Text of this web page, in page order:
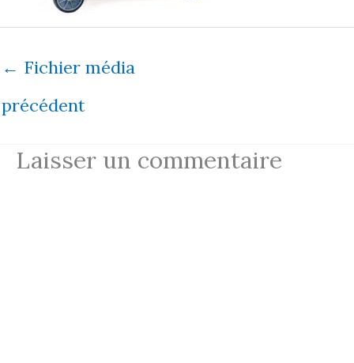
← Fichier média
précédent
Laisser un commentaire